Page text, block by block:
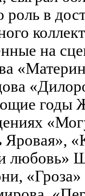
в
на
годы
любовь»